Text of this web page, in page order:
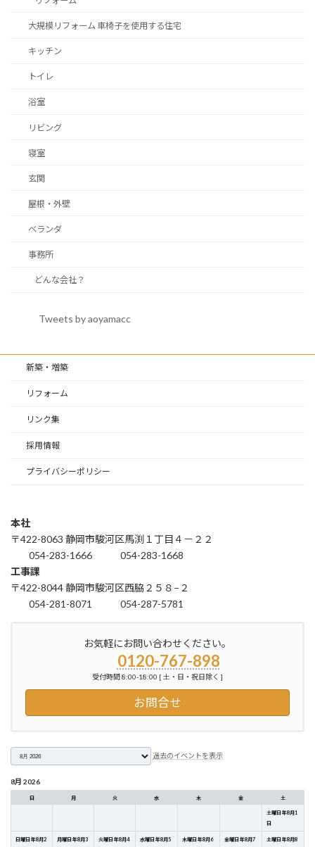
大規模リフォーム 車椅子を使用する住宅
キッチン
トイレ
浴室
リビング
寝室
玄関
屋根・外壁
ベランダ
事務所
どんな会社？
Tweets by aoyamacc
新築・増築
リフォーム
リンク集
採用情報
プライバシーポリシー
本社
〒422-8063 静岡市駿河区馬渕１丁目４－２２
054-283-1666
054-283-1668
工事課
〒422-8044 静岡市駿河区西脇２５８−２
054-281-8071
054-287-5781
お気軽にお問い合わせください。
0120-767-898
受付時間 8:00-18:00 [ 土・日・祝日除く ]
お問合せ
選
過去のイベントを表示
8月 2026
日 月 火 水 木 金 土
土曜日 年8月1
日
日曜日 年8月2
月曜日 年8月3
火曜日 年8月4
水曜日 年8月5
木曜日 年8月 6
金曜日 年8月7
土曜日 年8月8